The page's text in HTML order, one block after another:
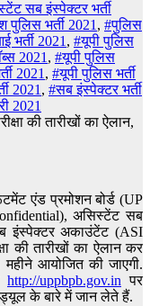
सब इंस्पेक्टर भर्ती
पुलिस भर्ती 2021, #पुलिस
भर्ती 2021, #यूपी पुलिस
2021, #यूपी पुलिस
2021, #यूपी पुलिस भर्ती
2021, #सब इंस्पेक्टर भर्ती
2021
एंड प्रमोशन बोर्ड (UP
असिस्टेंट सब
इंस्पेक्टर अकाउंटेंट (ASI
की तारीखों का ऐलान कर
महीने आयोजित की जाएगी.
http://uppbpb.gov.in पर
के बारे में जान लेते हैं.